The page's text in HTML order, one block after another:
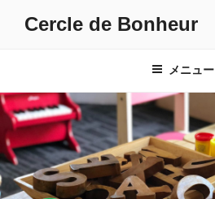
へ
ス
キ
ッ
プ
Cercle de Bonheur
メニュー